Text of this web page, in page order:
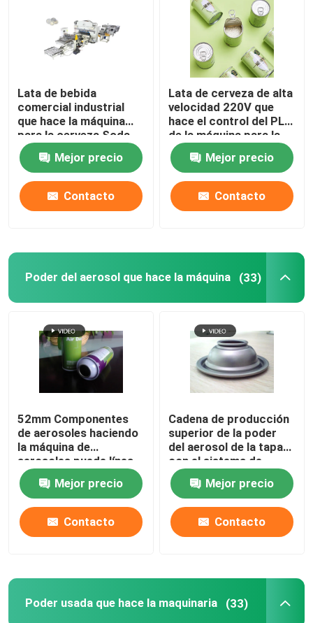
Lata de bebida
comercial industrial
que hace la máquina
para la cerveza Soda
multifuncional
Mejor precio
Contacto
Lata de cerveza de alta
velocidad 220V que
hace el control del PLC
de la máquina para la
lata de refrescos
Mejor precio
Contacto
Poder del aerosol que hace la máquina (33)
52mm Componentes
de aerosoles haciendo
la máquina de
aerosoles puede línea
superior línea de cone
línea de producción
Mejor precio
Contacto
Cadena de producción
superior de la poder
del aerosol de la tapa
con el sistema de
inspección de la
cámaraMejor precio
Contacto
Poder usada que hace la maquinaria (33)